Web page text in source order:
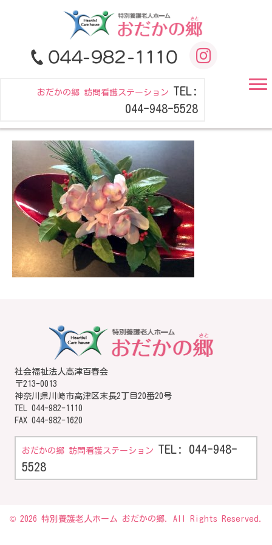
おだかの郷 訪問看護ステーション TEL:
044-948-5528
社会福祉法人高津百春会
〒213-0013
神奈川県川崎市高津区末長2丁目20番20号
TEL 044-982-1110
FAX 044-982-1620
おだかの郷 訪問看護ステーション TEL: 044-948-
5528
© 2026 特別養護老人ホーム おだかの郷. All Rights Reserved.